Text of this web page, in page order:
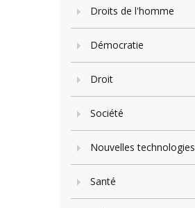
Droits de l'homme
Démocratie
Droit
Société
Nouvelles
Santé